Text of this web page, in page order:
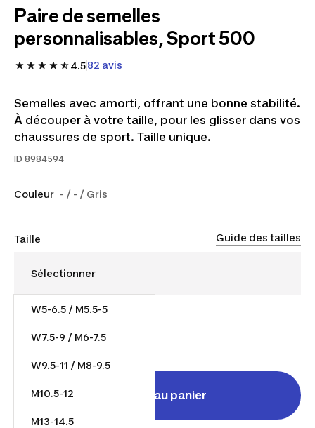
Paire de semelles
personnalisables, Sport 500
4.582 avis
Semelles avec amorti, offrant une bonne stabilité.
À découper à votre taille, pour les glisser dans vos
chaussures de sport. Taille unique.
ID 8984594
Couleur - / - / Gris
Taille Guide des tailles
W5-6.5 / M5.5-5
W7.5-9 / M6-7.5
W9.5-11 / M8-9.5
M10.5-12
M13-14.5
23,10 $/unité
Ajouter au panier